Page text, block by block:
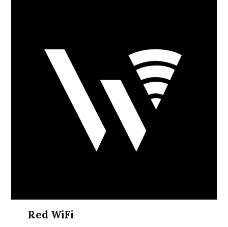
Red WiFi